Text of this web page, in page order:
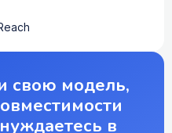
свою модель,
в